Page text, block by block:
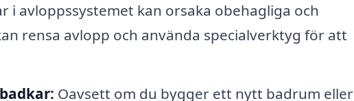
i avloppssystemet kan orsaka obehagliga och
rensa avlopp och använda specialverktyg för att
Oavsett om du bygger ett nytt badrum eller